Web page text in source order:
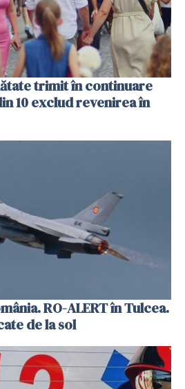
trimit în continuare
10 exclud revenirea în
RO-ALERT în Tulcea.
de la sol